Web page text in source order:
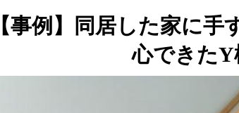
【事例】同居した家に手
心できたY